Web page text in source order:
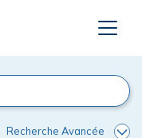
Recherche Avancée